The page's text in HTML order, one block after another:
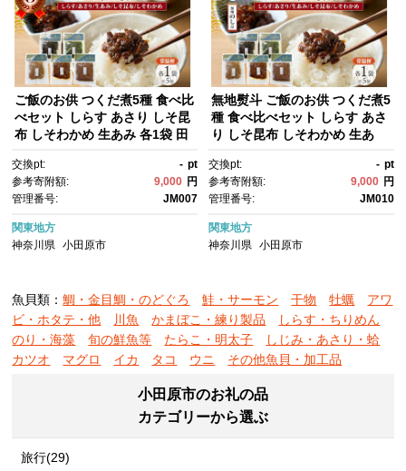
ご飯のお供 つくだ煮5種 食べ比
べセット しらす あさり しそ昆
布 しそわかめ 生あみ 各1袋 田
り お茶漬け 惣菜 おかず 和
食 トッピング 老舗 ギフト 贈り
物 朝食 弁当 おつまみ 小田原
市 神奈川県
交換pt: - pt
参考寄附額:
9,000 円
管理番号:
JM007
関東地方
神奈川県
小田原市
無地熨斗 ご飯のお供 つくだ煮5
種 食べ比べセット しらす あさ
り しそ昆布 しそわかめ 生あ
め おにぎり お茶漬け 惣菜 おか
ず 和食 トッピング 老舗 ギフ
ト 贈り物 朝食 弁当 おつま
み 小田原市 神奈川県
交換pt: - pt
参考寄附額:
9,000 円
管理番号:
JM010
関東地方
神奈川県 小田原市
魚貝類：鯛・金目鯛・のどぐろ 鮭・サーモン 干物 牡蠣
アワ
ビ・ホタテ・他
川魚 かまぼこ・練り製品
しらす・ちりめん
のり・海藻
旬の鮮魚等 たらこ・明太子
しじみ・あさり・蛤
カツオ
マグロ イカ タコ ウニ その他魚貝・加工品
小田原市のお礼の品
カテゴリーから選ぶ
旅行(29)